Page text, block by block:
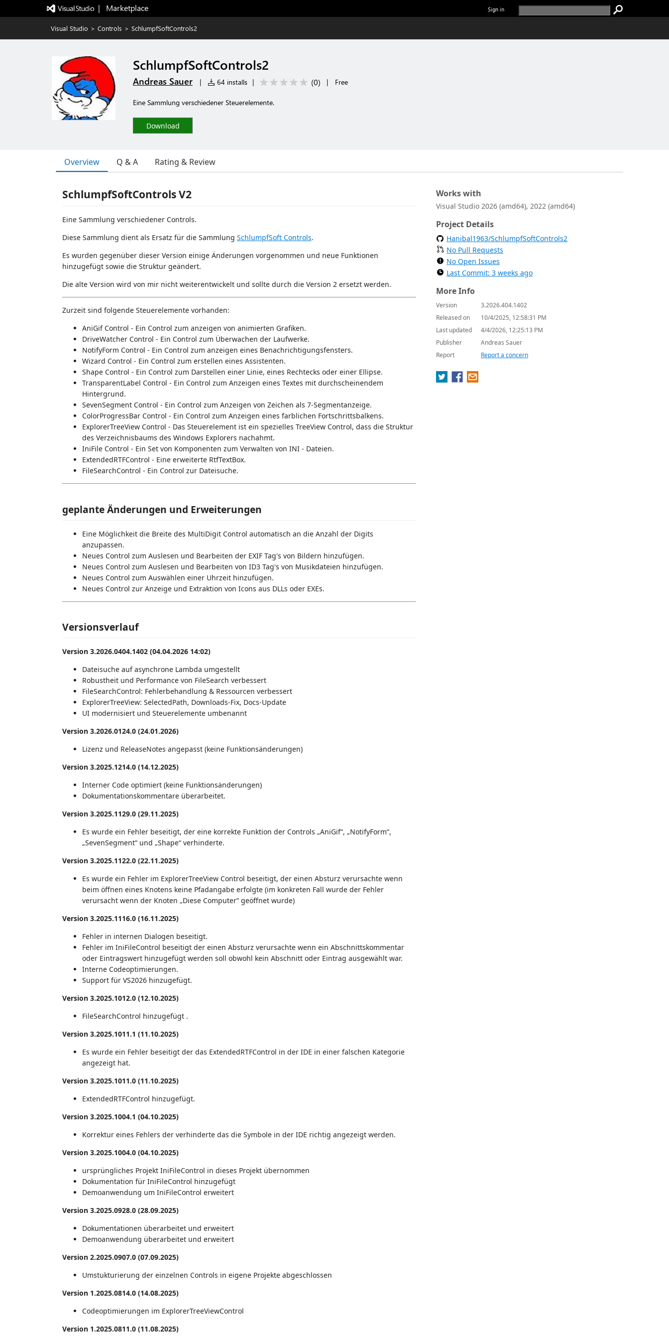
|   Marketplace Sign in
Visual Studio > Controls > SchlumpfSoftControls2
SchlumpfSoftControls2
Andreas Sauer | 64 installs | (0) | Free
Eine Sammlung verschiedener Steuerelemente.
Download
Overview Q & A Rating & Review
SchlumpfSoftControls V2
Eine Sammlung verschiedener Controls.
Diese Sammlung dient als Ersatz für die Sammlung SchlumpfSoft Controls.
Es wurden gegenüber dieser Version einige Änderungen vorgenommen und neue Funktionen
hinzugefügt sowie die Struktur geändert.
Die alte Version wird von mir nicht weiterentwickelt und sollte durch die Version 2 ersetzt werden.
Zurzeit sind folgende Steuerelemente vorhanden:
AniGif Control - Ein Control zum anzeigen von animierten Grafiken.
DriveWatcher Control - Ein Control zum Überwachen der Laufwerke.
NotifyForm Control - Ein Control zum anzeigen eines Benachrichtigungsfensters.
Wizard Control - Ein Control zum erstellen eines Assistenten.
Shape Control - Ein Control zum Darstellen einer Linie, eines Rechtecks oder einer Ellipse.
TransparentLabel Control - Ein Control zum Anzeigen eines Textes mit durchscheinendem
Hintergrund.
SevenSegment Control - Ein Control zum Anzeigen von Zeichen als 7-Segmentanzeige.
ColorProgressBar Control - Ein Control zum Anzeigen eines farblichen Fortschrittsbalkens.
ExplorerTreeView Control - Das Steuerelement ist ein spezielles TreeView Control, dass die Struktur
des Verzeichnisbaums des Windows Explorers nachahmt.
IniFile Control - Ein Set von Komponenten zum Verwalten von INI - Dateien.
ExtendedRTFControl - Eine erweiterte RtfTextBox.
FileSearchControl - Ein Control zur Dateisuche.
geplante Änderungen und Erweiterungen
Eine Möglichkeit die Breite des MultiDigit Control automatisch an die Anzahl der Digits
anzupassen.
Neues Control zum Auslesen und Bearbeiten der EXIF Tag's von Bildern hinzufügen.
Neues Control zum Auslesen und Bearbeiten von ID3 Tag's von Musikdateien hinzufügen.
Neues Control zum Auswählen einer Uhrzeit hinzufügen.
Neues Control zur Anzeige und Extraktion von Icons aus DLLs oder EXEs.
Versionsverlauf
Version 3.2026.0404.1402 (04.04.2026 14:02)
Dateisuche auf asynchrone Lambda umgestellt
Robustheit und Performance von FileSearch verbessert
FileSearchControl: Fehlerbehandlung & Ressourcen verbessert
ExplorerTreeView: SelectedPath, Downloads-Fix, Docs-Update
UI modernisiert und Steuerelemente umbenannt
Version 3.2026.0124.0 (24.01.2026)
Lizenz und ReleaseNotes angepasst (keine Funktionsänderungen)
Version 3.2025.1214.0 (14.12.2025)
Interner Code optimiert (keine Funktionsänderungen)
Dokumentationskommentare überarbeitet.
Version 3.2025.1129.0 (29.11.2025)
Es wurde ein Fehler beseitigt, der eine korrekte Funktion der Controls „AniGif“, „NotifyForm“,
„SevenSegment“ und „Shape“ verhinderte.
Version 3.2025.1122.0 (22.11.2025)
Es wurde ein Fehler im ExplorerTreeView Control beseitigt, der einen Absturz verursachte wenn
beim öffnen eines Knotens keine Pfadangabe erfolgte (im konkreten Fall wurde der Fehler
verursacht wenn der Knoten „Diese Computer“ geöffnet wurde)
Version 3.2025.1116.0 (16.11.2025)
Fehler in internen Dialogen beseitigt.
Fehler im IniFileControl beseitigt der einen Absturz verursachte wenn ein Abschnittskommentar
oder Eintragswert hinzugefügt werden soll obwohl kein Abschnitt oder Eintrag ausgewählt war.
Interne Codeoptimierungen.
Support für VS2026 hinzugefügt.
Version 3.2025.1012.0 (12.10.2025)
FileSearchControl hinzugefügt .
Version 3.2025.1011.1 (11.10.2025)
Es wurde ein Fehler beseitigt der das ExtendedRTFControl in der IDE in einer falschen Kategorie
angezeigt hat.
Version 3.2025.1011.0 (11.10.2025)
ExtendedRTFControl hinzugefügt.
Version 3.2025.1004.1 (04.10.2025)
Korrektur eines Fehlers der verhinderte das die Symbole in der IDE richtig angezeigt werden.
Version 3.2025.1004.0 (04.10.2025)
ursprüngliches Projekt IniFileControl in dieses Projekt übernommen
Dokumentation für IniFileControl hinzugefügt
Demoanwendung um IniFileControl erweitert
Version 3.2025.0928.0 (28.09.2025)
Dokumentationen überarbeitet und erweitert
Demoanwendung überarbeitet und erweitert
Version 2.2025.0907.0 (07.09.2025)
Umstukturierung der einzelnen Controls in eigene Projekte abgeschlossen
Version 1.2025.0814.0 (14.08.2025)
Codeoptimierungen im ExplorerTreeViewControl
Version 1.2025.0811.0 (11.08.2025)
Works with
Visual Studio 2026 (amd64), 2022 (amd64)
Project Details
Hanibal1963/SchlumpfSoftControls2
No Pull Requests
No Open Issues
Last Commit: 3 weeks ago
More Info
Version
3.2026.404.1402
Released on
10/4/2025, 12:58:31 PM
Last updated
4/4/2026, 12:25:13 PM
Publisher
Andreas Sauer
Report
Report a concern